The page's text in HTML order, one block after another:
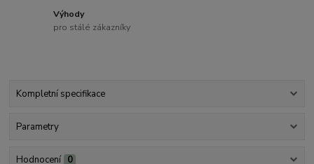
Výhody
pro stálé zákazníky
Kompletní specifikace
Parametry
Hodnocení 0